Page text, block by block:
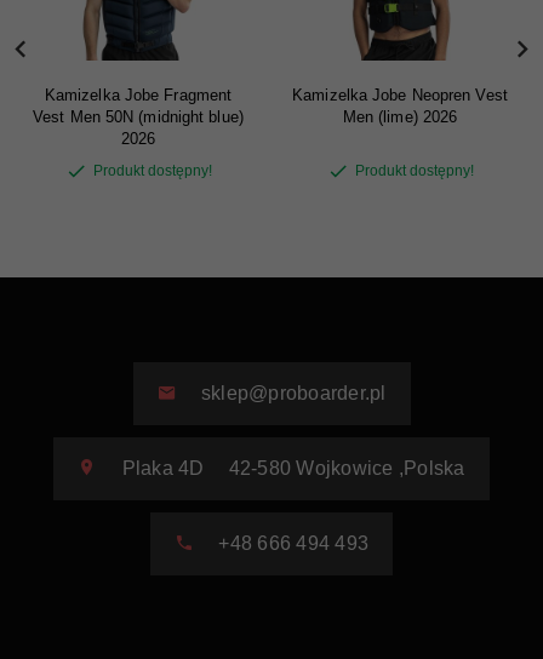
Kamizelka Jobe Fragment
Vest Men 50N (midnight blue)
2026
Produkt dostępny!
Kamizelka Jobe Neopren Vest
Men (lime) 2026
Produkt dostępny!
sklep@proboarder.pl
Plaka 4D 42-580 Wojkowice , Polska
+48 666 494 493